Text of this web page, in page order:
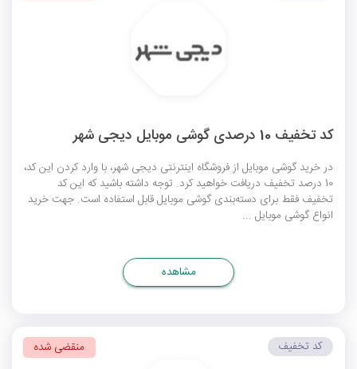
کد تخفیف 10 درصدی گوشی موبایل دیجی شهر
در خرید گوشی موبایل از فروشگاه اینترنتی دیجی شهر، با وارد کردن این کد،
10 درصد تخفیف دریافت خواهید کرد. توجه داشته باشید که این کد
تخفیف فقط برای دسته‌بندی گوشی موبایل قابل استفاده است. جهت خرید
انواع گوشی موبایل ...
مشاهده
کد تخفیف منقضی شده